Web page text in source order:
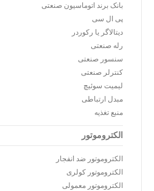
بانک برند اتوماسیون صنعتی
پی ال سی
دیتالاگر یا رکوردر
رله صنعتی
سنسور صنعتی
کنترلر صنعتی
لیمیت سوئیچ
مبدل ارتباطی
منبع تغذیه
الکتروموتور
الکتروموتور ضد انفجار
الکتروموتور کولری
الکتروموتور معمولی